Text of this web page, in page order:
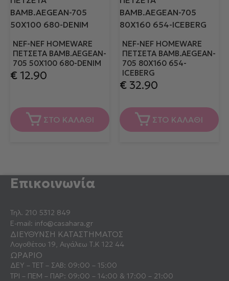
NEF-NEF HOMEWARE
ΠΕΤΣΕΤΑ ΒΑΜΒ.AEGEAN-
705 50X100 680-DENIM
€ 12.90
ΣΤΟ ΚΑΛΑΘΙ
NEF-NEF HOMEWARE
ΠΕΤΣΕΤΑ ΒΑΜΒ.AEGEAN-
705 80X160 654-
ICEBERG
€32.90
ΣΤΟ ΚΑΛΑΘΙ
Επικοινωνία
Τηλ. 210 5312 849
E-mail: info@casahara.gr
ΔΙΕΥΘΥΝΣΗ ΚΑΤΑΣΤΗΜΑΤΟΣ
Λογοθέτου 19, Αιγάλεω Τ.Κ 122 44
ΩΡΑΡΙΟ
ΔΕΥ – ΤΕΤ – ΣΑΒ: 09:00 – 15:00
ΤΡΙ – ΠΕΜ – ΠΑΡ: 09:00 – 14:00 & 17:00 – 21:00